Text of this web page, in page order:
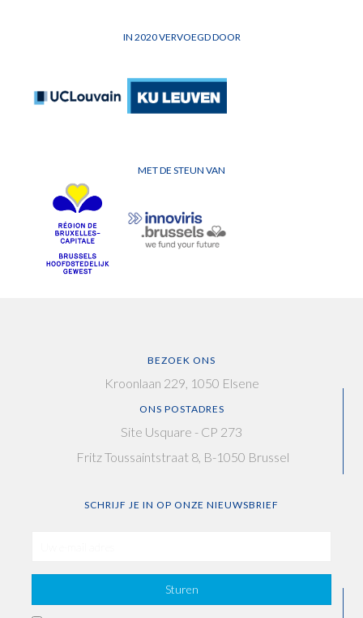
IN 2020 VERVOEGD DOOR
MET DE STEUN VAN
BEZOEK ONS
Kroonlaan 229, 1050 Elsene
ONS POSTADRES
Site Usquare - CP 273
Fritz Toussaintstraat 8, B-1050 Brussel
SCHRIJF JE IN OP ONZE NIEUWSBRIEF
Sturen